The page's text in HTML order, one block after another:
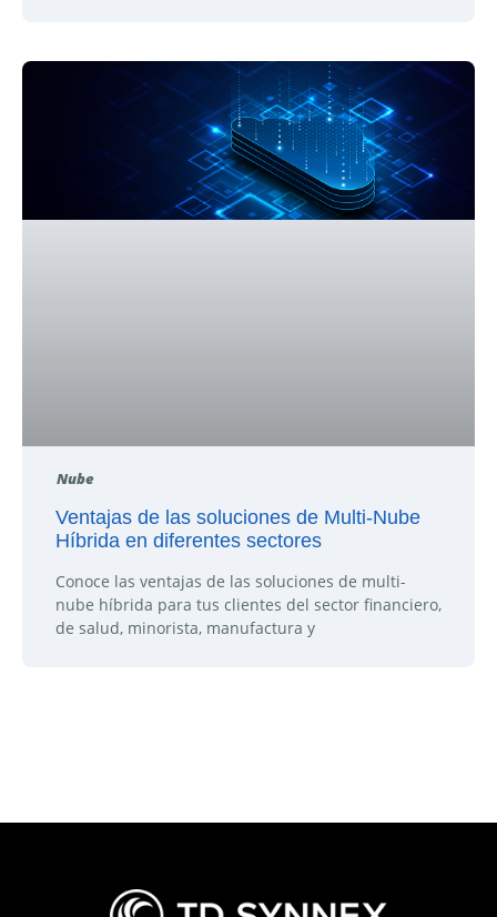
Nube
Ventajas de las soluciones de Multi-Nube
Híbrida en diferentes sectores
Conoce las ventajas de las soluciones de multi-
nube híbrida para tus clientes del sector financiero,
de salud, minorista, manufactura y